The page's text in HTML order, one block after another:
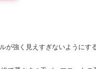
が強く見えすぎないようにす